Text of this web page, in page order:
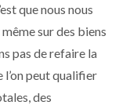
que nous nous
sur des biens
pas de refaire la
l’on peut qualifier
des